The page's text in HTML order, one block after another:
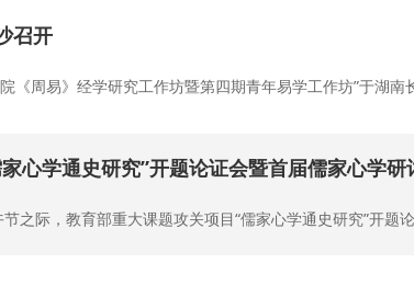
召开
周易》经学研究工作坊暨第四期青年易学工作坊”于湖南
心学通史研究”开题论证会暨首届儒家心学
之际，教育部重大课题攻关项目“儒家心学通史研究”开题